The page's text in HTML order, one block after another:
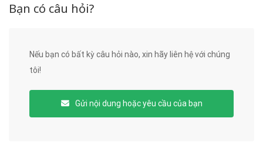
Bạn có câu hỏi?
Nếu bạn có bất kỳ câu hỏi nào, xin hãy liên hệ với chúng
tôi!
Gửi nội dung hoặc yêu cầu của bạn